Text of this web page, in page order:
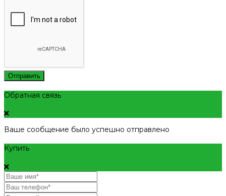
Отправить
Обратная связь
Ваше сообщение было успешно отправлено
Купить